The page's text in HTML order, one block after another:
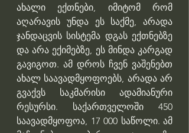
ახალი ექთნები, იმიტომ რომ
აღარავის უნდა ეს საქმე, არადა
ჯანდაცვის სისტემა დგას ექთნებზე
და არა ექიმებზე, ეს მინდა კარგად
გავიგოთ. ამ დროს ჩვენ ვაშენებთ
ახალ საავადმყოფოებს, არადა არ
გვაქვს საკმარისი ადამიანური
რესურსი. საქართველოში 450
საავადმყოფოა, 17 000 საწოლი. ამ